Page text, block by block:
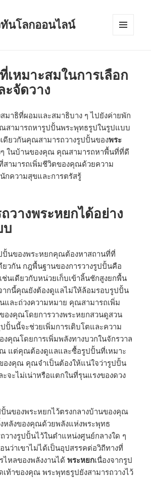
นโลกออนไลน์
หมาะสมในการเลือก
จัดวาง
มาธิที่ผอมและสมาธิบาง ๆ ไปยังค่ายพัก
สามารถหารูปปั้นพระพุทธรูปในรูปแบบ
ดียวกันคุณสามารถวางรูปปั้นของพระ
ๆ ในบ้านของคุณ คุณสามารถหาพื้นที่ที่ดี
ามารถเพิ่มชีวิตของคุณด้วยความ
กความสุขและการตรัสรู้
วางพระหยกได้อย่าง
ปั้นของพระหยกคุณต้องหาสถานที่ที่
ยวกัน กฎพื้นฐานของการวางรูปปั้นคือ
ช่นเดียวกับหน่วยเก็บเข้าลิ้นชักสูงยกพื้น
ากนี้คุณยังต้องดูแลไม่ให้ล้อมรอบรูปปั้น
และถ่วงความหมาย คุณสามารถเพิ่ม
องคุณโดยการวางพระหยกสวนดูสวน
ปั้นนี้จะช่วยเพิ่มการเติบโตและความ
งคุณโดยการเพิ่มพลังทางบวกในจักรวาล
แต่คุณต้องดูแลและซื้อรูปปั้นที่เหมาะ
องคุณ คุณจำเป็นต้องให้แน่ใจว่ารูปปั้น
ะจะไม่เน่าหรือแตกในที่รุนแรงของดวง
นของพระหยกไว้ตรงกลางบ้านของคุณ
หลังของคุณด้วยพลังแห่งพระพุทธ
างรูปปั้นไว้ในตำแหน่งศูนย์กลางใด ๆ
ว่าเขาไม่ได้เป็นอุปสรรคต่อวิถีทางที่
ไหลของพลังงานได้พระหยกเนื่องจากรูป
ท้าของคุณ พระพุทธรูปยังสามารถวางไว้